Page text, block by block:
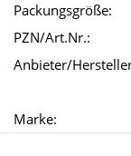
Packungsgröße:
PZN/Art.Nr.:
Anbieter/
Marke: